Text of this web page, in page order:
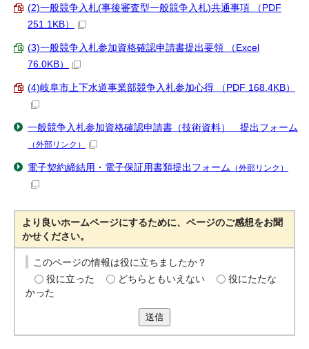
(2)一般競争入札(事後審査型一般競争入札)共通事項 （PDF
251.1KB）
(3)一般競争入札参加資格確認申請書提出要領 （Excel
76.0KB）
(4)岐阜市上下水道事業部競争入札参加心得 （PDF 168.4KB）
一般競争入札参加資格確認申請書（技術資料） 提出フォーム
（外部リンク）
電子契約締結用・電子保証用書類提出フォーム （外部リンク）
より良いホームページにするために、ページのご感想をお聞
かせください。
このページの情報は役に立ちましたか？
役に立った
どちらともいえない
役にたたな
かった
送信